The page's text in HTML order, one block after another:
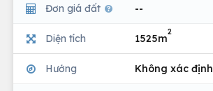
Đơn giá đất --
Diện tích 1525m
2
Hướng Không xác định